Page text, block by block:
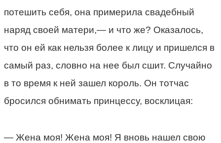
потешить себя, она примерила свадебный
наряд своей матери,— и что же? Оказалось,
что он ей как нельзя более к лицу и пришелся в
самый раз, словно на нее был сшит. Случайно
в то время к ней зашел король. Он тотчас
бросился обнимать принцессу, восклицая:
— Жена моя! Жена моя! Я вновь нашел свою